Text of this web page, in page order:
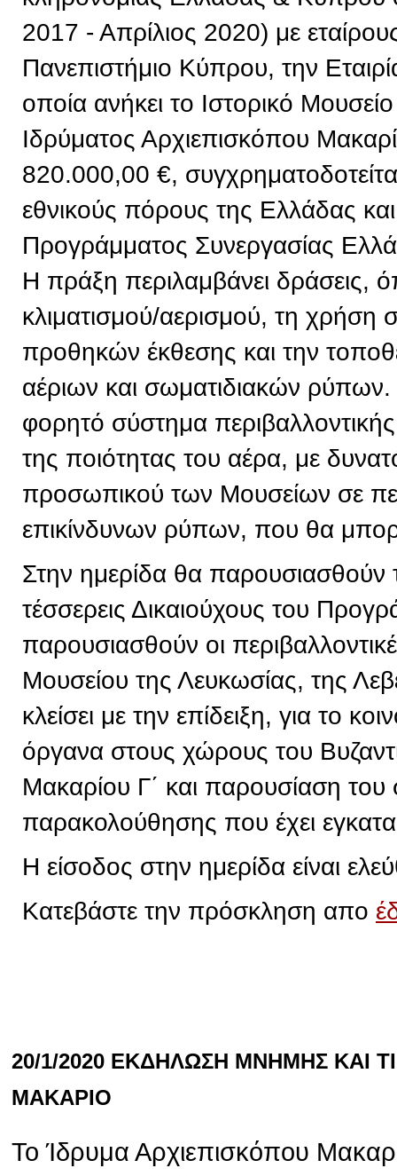
2017 - Απρίλιος 2020) με
Πανεπιστήμιο Κύπρου, την
οποία ανήκει το Ιστορικό
Ιδρύματος Αρχιεπισκόπου
820.000,00 €,
εθνικούς πόρους της Ελλάδας
Προγράμματος Συνεργασίας
Η πράξη περιλαμβάνει δράσεις,
κλιματισμού/αερισμού, τη χρήση
προθηκών έκθεσης και την
αέριων και σωματιδιακών
φορητό σύστημα
της ποιότητας του αέρα, με
προσωπικού των Μουσείων σε
επικίνδυνων ρύπων, που θα
Στην ημερίδα θα
τέσσερεις Δικαιούχους του
παρουσιασθούν οι
Μουσείου της Λευκωσίας, της
κλείσει με την επίδειξη, για το
όργανα στους χώρους του
Μακαρίου Γ΄ και παρουσίαση του
παρακολούθησης που έχει
Η είσοδος στην ημερίδα είναι
Κατεβάστε την πρόσκληση απο
20/1/2020 ΕΚΔΗΛΩΣΗ ΜΝΗΜΗΣ ΚΑΙ
ΜΑΚΑΡΙΟ
Το Ίδρυμα Αρχιεπισκόπου